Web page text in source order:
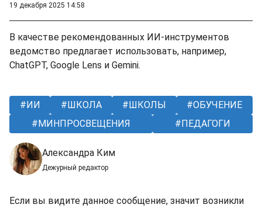
19 декабря 2025 14:58
В качестве рекомендованных ИИ-инструментов
ведомство предлагает использовать, например,
ChatGPT, Google Lens и Gemini.
ИИ ШКОЛА ШКОЛЫ
ОБУЧЕНИЕ
МИНПРОСВЕЩЕНИЯ
ПЕДАГОГИ
Александра Ким
Дежурный редактор
Если вы видите данное сообщение, значит возникли